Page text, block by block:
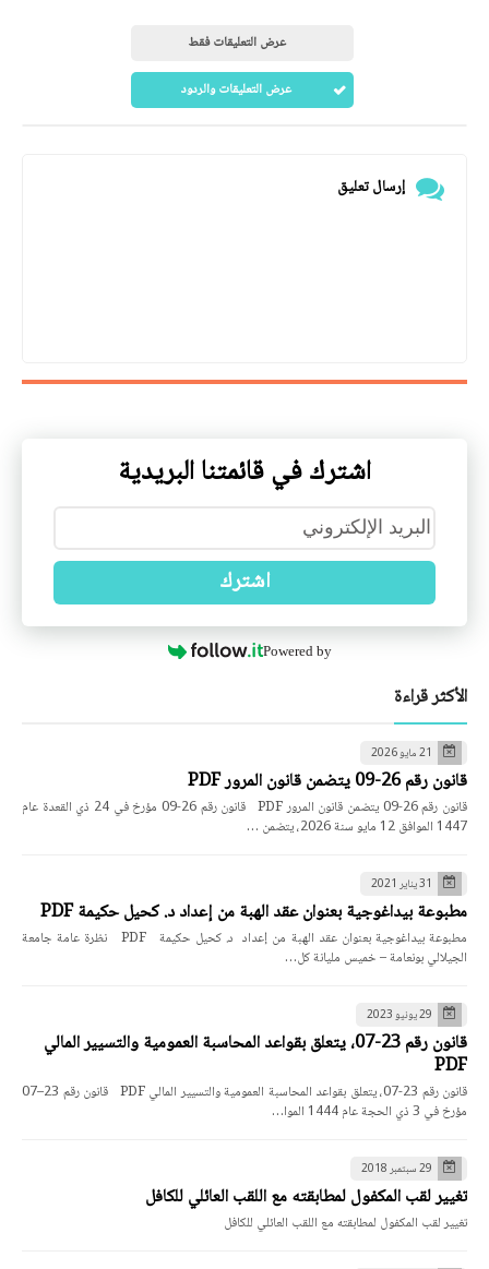
عرض التعليقات فقط
عرض التعليقات والردود
إرسال تعليق
اشترك في قائمتنا البريدية
اشترك
Powered by
الأكثر قراءة
21 مايو 2026
قانون رقم 26-09 يتضمن قانون المرور PDF
قانون رقم 26-09 يتضمن قانون المرور PDF قانون رقم 26-09 مؤرخ في 24 ذي القعدة عام
1447 الموافق 12 مايو سنة 2026، يتضمن …
31 يناير 2021
مطبوعة بيداغوجية بعنوان عقد الهبة من إعداد د. كحيل حكيمة PDF
مطبوعة بيداغوجية بعنوان عقد الهبة من إعداد د. كحيل حكيمة PDF نظرة عامة جامعة
الجيلالي بونعامة – خميس مليانة كل…
29 يونيو 2023
قانون رقم 23-07، يتعلق بقواعد المحاسبة العمومية والتسيير المالي
PDF
قانون رقم 23-07، يتعلق بقواعد المحاسبة العمومية والتسيير المالي PDF قانون رقم 23–07
مؤرخ في 3 ذي الحجة عام 1444 الموا…
29 سبتمبر 2018
تغيير لقب المكفول لمطابقته مع اللقب العائلي للكافل
تغيير لقب المكفول لمطابقته مع اللقب العائلي للكافل